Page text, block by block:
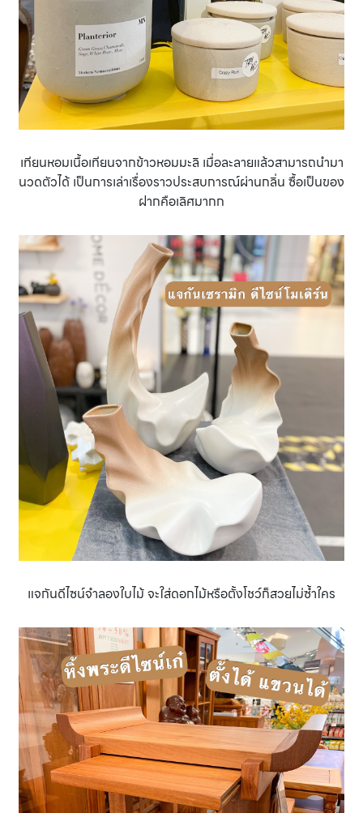
เทียนหอมเนื้อเทียนจากข้าวหอมมะลิ เมื่อละลายแล้วสามารถนำมา
นวดตัวได้ เป็นการเล่าเรื่องราวประสบการณ์ผ่านกลิ่น ซื้อเป็นของ
ฝากคือเลิศมากก
แจกันดีไซน์จำลองใบไม้ จะใส่ดอกไม้หรือตั้งโชว์ก็สวยไม่ซํ้าใคร